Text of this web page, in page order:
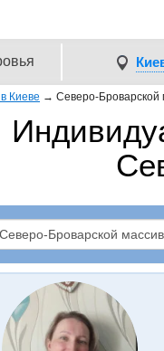
Киеве → Северо-Броварской